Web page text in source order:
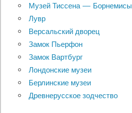
Музей Тиссена — Борнемисы
Лувр
Версальский дворец
Замок Пьерфон
Замок Вартбург
Лондонские музеи
Берлинские музеи
Древнерусское зодчество